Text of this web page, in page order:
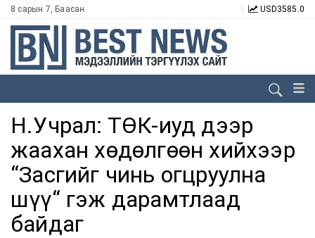
8 сарын 7, Баасан USD3585.0
Н.Учрал: ТӨК-иуд дээр
жаахан хөдөлгөөн хийхээр
“Засгийг чинь огцруулна
шүү“ гэж дарамтлаад
байдаг